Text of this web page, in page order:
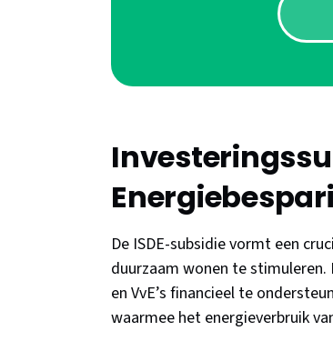
De ISDE-subsidie vormt een
duurzaam wonen te
en VvE’s financieel te
waarmee het energieverbruik